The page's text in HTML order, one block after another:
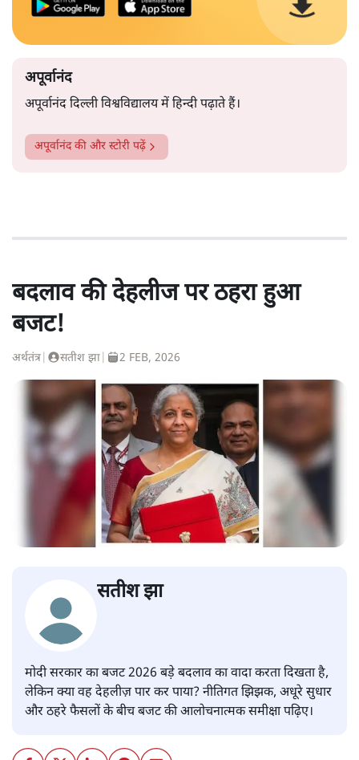
अपूर्वानंद
अपूर्वानंद दिल्ली विश्वविद्यालय में हिन्दी पढ़ाते हैं।
अपूर्वानंदकी और स्टोरी पढ़ें
बदलाव की देहलीज पर ठहरा हुआ
बजट!
अर्थतंत्र सतीश झा 2 FEB, 2026
सतीश झा
मोदी सरकार का बजट 2026 बड़े बदलाव का वादा करता दिखता है,
लेकिन क्या वह देहलीज़ पार कर पाया? नीतिगत झिझक, अधूरे सुधार
और ठहरे फैसलों के बीच बजट की आलोचनात्मक समीक्षा पढ़िए।